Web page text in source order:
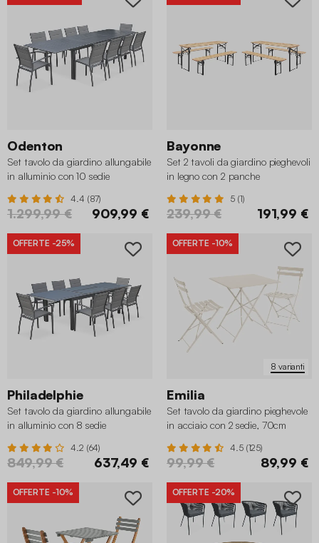
Odenton
Set tavolo da giardino allungabile
in alluminio con 10 sedie
4.4 (87)
1.299,99 € 909,99 €
Bayonne
Set 2 tavoli da giardino pieghevoli
in legno con 2 panche
5 (1)
239,99 € 191,99 €
OFFERTE -25%
Philadelphie
Set tavolo da giardino allungabile
in alluminio con 8 sedie
4.2 (64)
849,99 € 637,49 €
8 varianti
OFFERTE -10%
Emilia
Set tavolo da giardino pieghevole
in acciaio con 2 sedie, 70cm
4.5 (125)
99,99 € 89,99 €
OFFERTE -10% OFFERTE -20%